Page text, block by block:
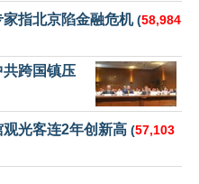
家指北京陷金融危机(58,984
共跨国镇压
光客连2年创新高 (57,103